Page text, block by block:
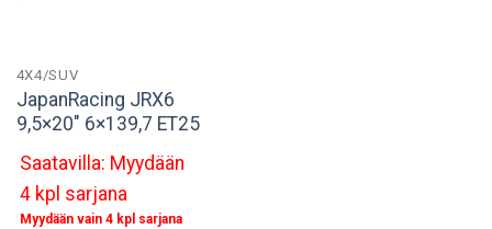
4X4/SUV
JapanRacing JRX6
9,5×20″ 6×139,7 ET25
Saatavilla: Myydään
4 kpl sarjana
Myydään vain 4 kpl sarjana